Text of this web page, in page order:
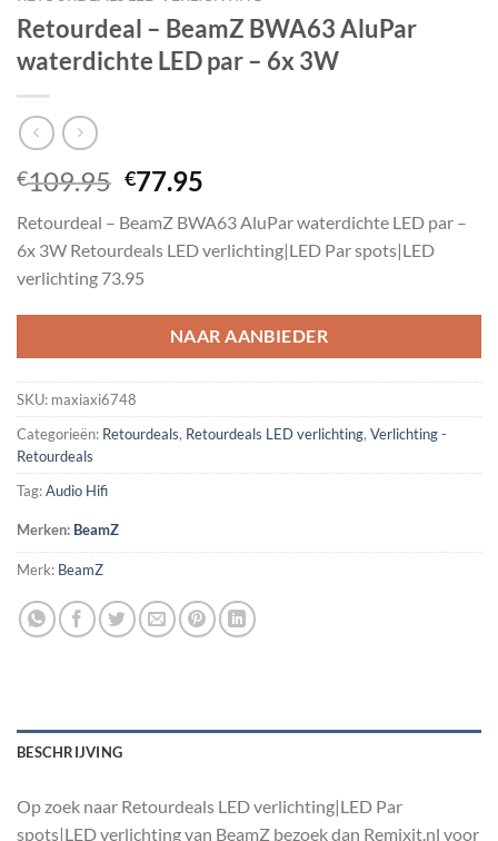
Retourdeal – BeamZ BWA63 AluPar
waterdichte LED par – 6x 3W
€109.95 Oorspronkelijke
was:
€109.95.
€77.95
is:
€77.95.
Retourdeal – BeamZ BWA63 AluPar waterdichte LED par –
6x 3W Retourdeals LED verlichting|LED Par spots|LED
verlichting 73.95
NAAR AANBIEDER
SKU: maxiaxi6748
Categorieën: Retourdeals, Retourdeals LED verlichting, Verlichting -
Retourdeals
Tag:Audio Hifi
Merken: BeamZ
Merk: BeamZ
BESCHRIJVING
Op zoek naar Retourdeals LED verlichting|LED Par
spots|LED verlichting van BeamZ bezoek dan Remixit.nl voor